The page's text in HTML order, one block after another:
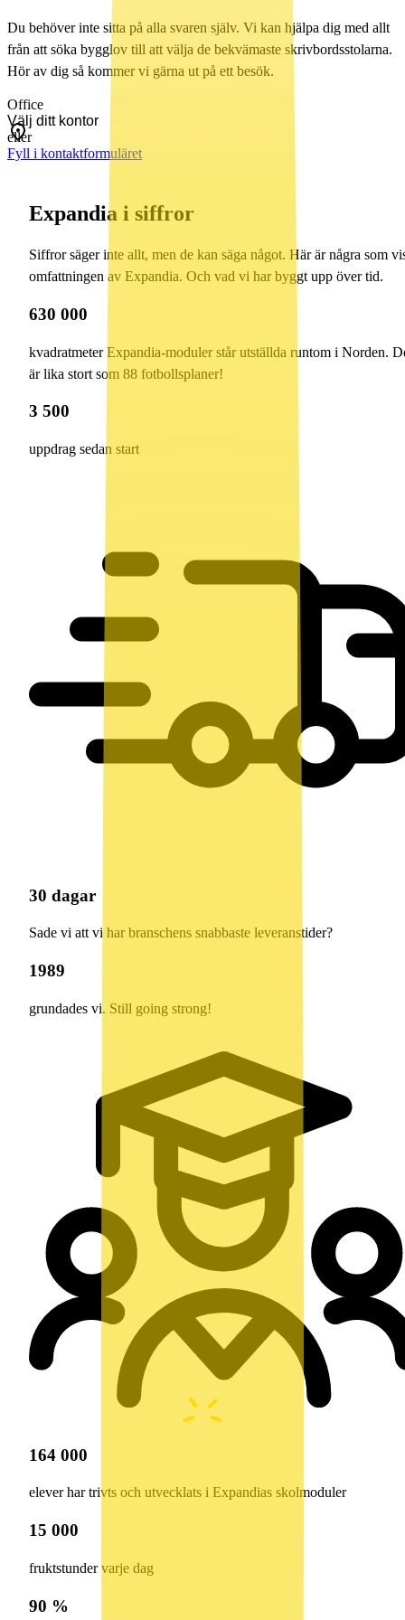
Du behöver inte sitta på alla svaren själv. Vi kan hjälpa dig med allt
från att söka bygglov till att välja de bekvämaste skrivbordsstolarna.
Hör av dig så kommer vi gärna ut på ett besök.
Office
eller
Fyll i kontaktformuläret
Expandia i siffror
Siffror säger inte allt, men de kan säga något. Här är några som
omfattningen av Expandia. Och vad vi har byggt upp över tid.
630 000
kvadratmeter Expandia-moduler står utställda runtom i Norden.
är lika stort som 88 fotbollsplaner!
3 500
uppdrag sedan start
30 dagar
Sade vi att vi har branschens snabbaste leveranstider?
1989
grundades vi. Still going strong!
164 000
elever har trivts och utvecklats i Expandias skolmoduler
15 000
fruktstunder varje dag
90 %